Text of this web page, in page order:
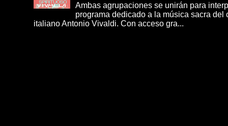
Ambas agrupaciones se unirán para
programa dedicado a la música sacra del
italiano Antonio Vivaldi. Con acceso gra...